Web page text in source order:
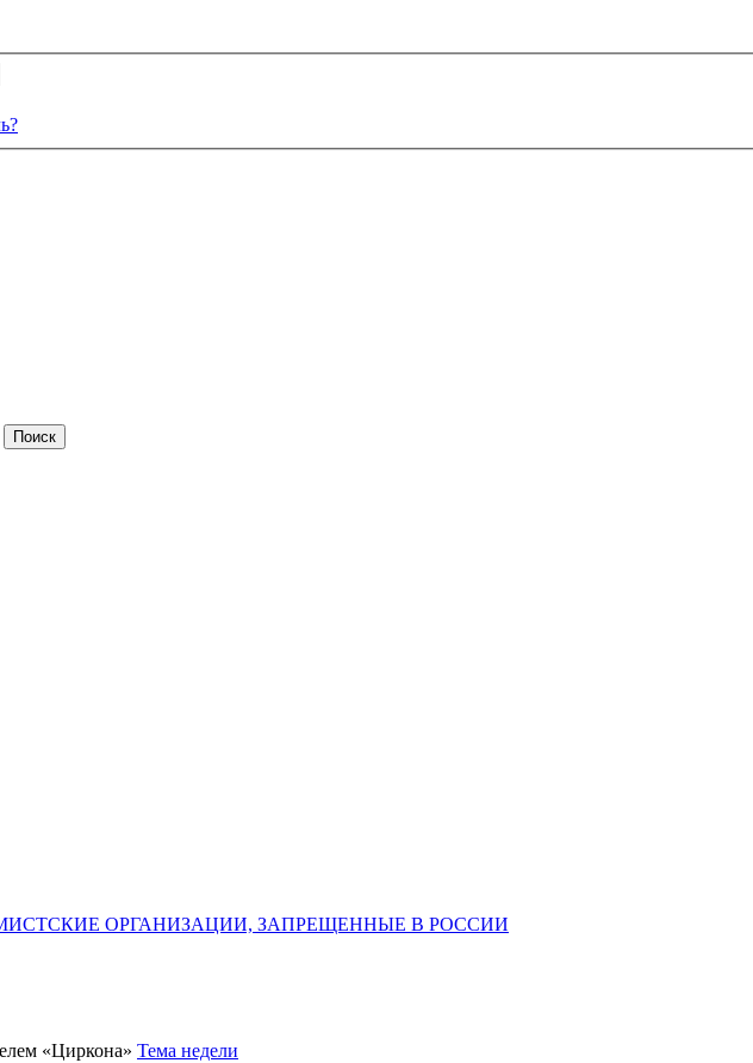
ОРГАНИЗАЦИИ, ЗАПРЕЩЕННЫЕ В РОССИИ
Тема недели